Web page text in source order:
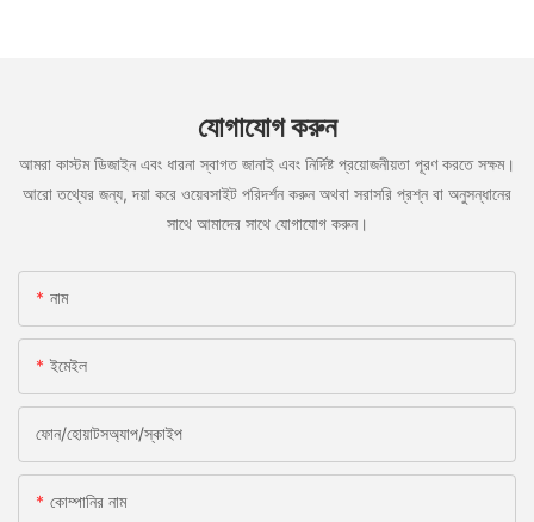
যোগাযোগ করুন
আমরা কাস্টম ডিজাইন এবং ধারনা স্বাগত জানাই এবং নির্দিষ্ট প্রয়োজনীয়তা পূরণ করতে সক্ষম।
আরো তথ্যের জন্য, দয়া করে ওয়েবসাইট পরিদর্শন করুন অথবা সরাসরি প্রশ্ন বা অনুসন্ধানের
সাথে আমাদের সাথে যোগাযোগ করুন।
নাম
ইমেইল
ফোন/হোয়াটসঅ্যাপ/স্কাইপ
কোম্পানির নাম